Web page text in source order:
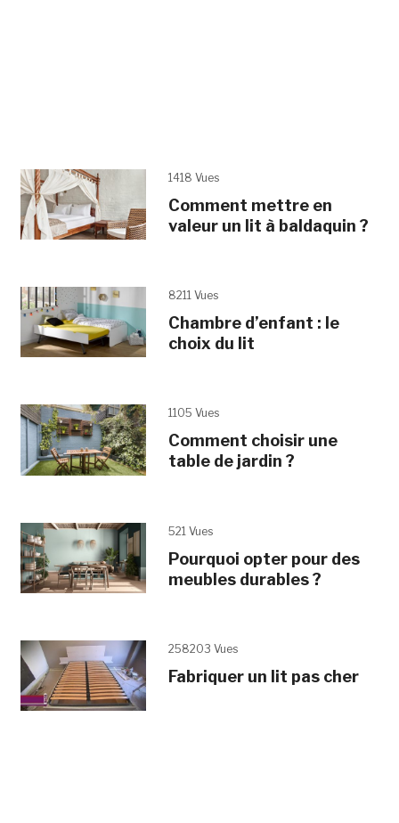
1418 Vues
Comment mettre en
valeur un lit à baldaquin ?
8211 Vues
Chambre d’enfant : le
choix du lit
1105 Vues
Comment choisir une
table de jardin ?
521 Vues
Pourquoi opter pour des
meubles durables ?
258203 Vues
Fabriquer un lit pas cher